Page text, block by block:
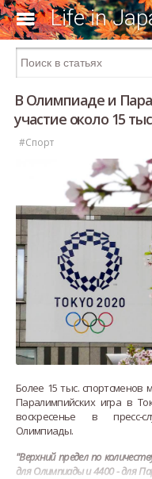
Life in
В Олимпиаде и
участие около 15
#Спорт
Более 15 тыс. спортсменов
Паралимпийских игра в
воскресенье в пресс-
Олимпиады.
"Верхний предел по
для Олимпиады и 4400 - для